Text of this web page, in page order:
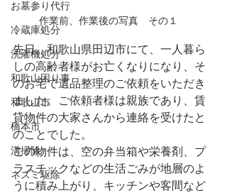
お墓参り代行
冷蔵庫処分
洗濯機処分
和歌山困り事
和歌山市
橋本市
溝掃除
ネズミ駆除
作業前、作業後の写真　その１
先日、和歌山県田辺市にて、一人暮ら
しの高齢者様がお亡くなりになり、そ
のお宅で遺品整理のご依頼をいただき
ました。ご依頼者様は親族であり、賃
貸物件の大家さんから連絡を受けたと
のことでした。
この物件は、空の弁当箱や栄養剤、プ
ラスチックなどの生活ごみが地層のよ
うに積み上がり、キッチンや客間など